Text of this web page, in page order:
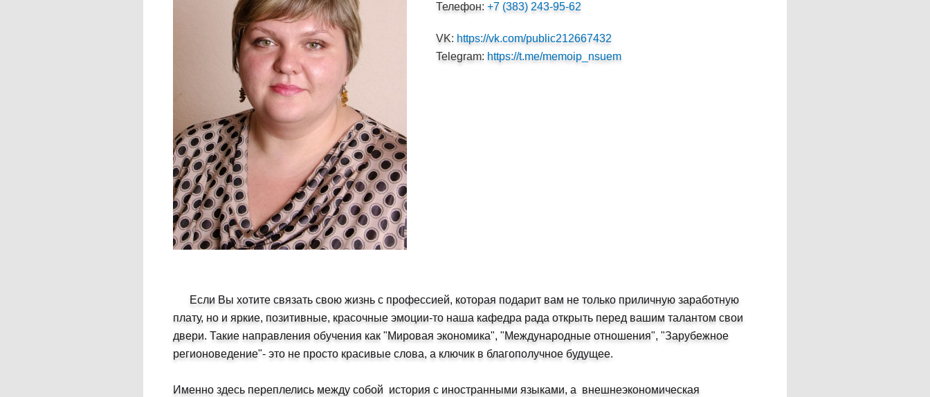
Телефон: +7 (383) 243-95-62
VK: https://vk.com/public212667432
Telegram: https://t.me/memoip_nsuem
Если Вы хотите связать свою жизнь с профессией, которая подарит вам не только приличную заработную
плату, но и яркие, позитивные, красочные эмоции-то наша кафедра рада открыть перед вашим талантом свои
двери. Такие направления обучения как "Мировая экономика", "Международные отношения", "Зарубежное
регионоведение"- это не просто красивые слова, а ключик в благополучное будущее.
Именно здесь переплелись между собой история с иностранными языками, а внешнеэкономическая